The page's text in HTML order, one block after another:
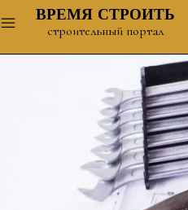
ВРЕМЯ СТРОИТЬ
строительный портал